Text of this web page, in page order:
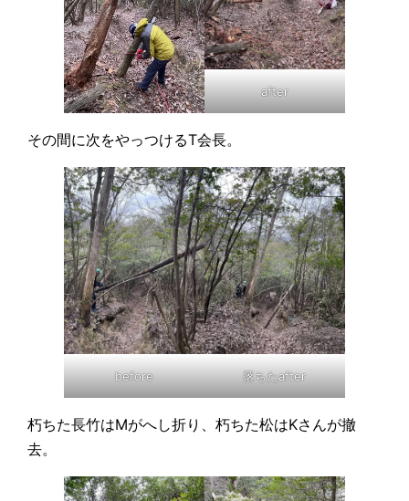
after
その間に次をやっつけるT会長。
before 落ちたafter
朽ちた長竹はMがへし折り、朽ちた松はKさんが撤
去。